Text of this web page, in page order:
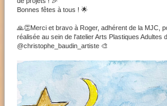
Bonnes fêtes à tous ! 🌟
🙏👏Merci et bravo à Roger, adhérent de la MJC,
réalisée au sein de l'atelier Arts Plastiques Adultes
@christophe_baudin_artiste 🎨